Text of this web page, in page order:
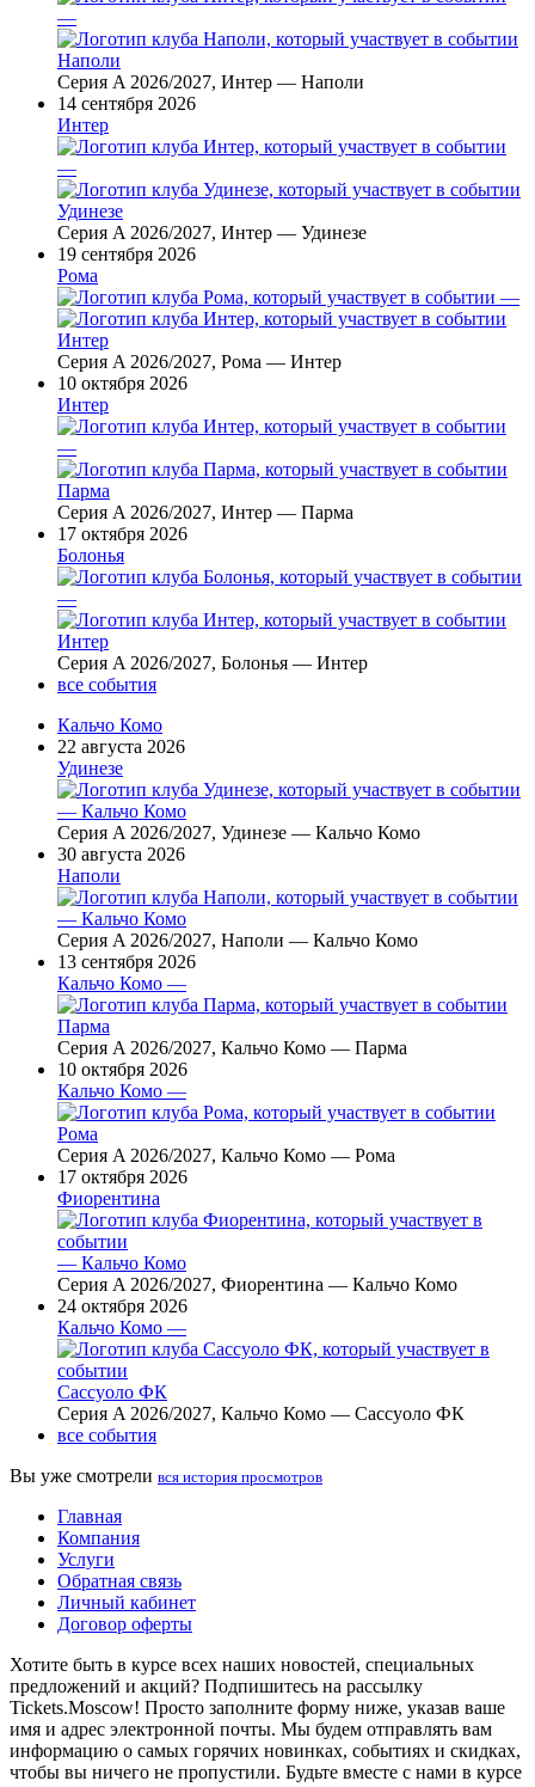
—
Наполи
Серия A 2026/2027, Интер — Наполи
14 сентября 2026
Интер
—
Удинезе
Серия A 2026/2027, Интер — Удинезе
19 сентября 2026
Рома
—
Интер
Серия A 2026/2027, Рома — Интер
10 октября 2026
Интер
—
Парма
Серия A 2026/2027, Интер — Парма
17 октября 2026
Болонья
—
Интер
Серия A 2026/2027, Болонья — Интер
все события
Кальчо Комо
22 августа 2026
Удинезе
— Кальчо Комо
Серия A 2026/2027, Удинезе — Кальчо Комо
30 августа 2026
Наполи
— Кальчо Комо
Серия A 2026/2027, Наполи — Кальчо Комо
13 сентября 2026
Кальчо Комо —
Парма
Серия A 2026/2027, Кальчо Комо — Парма
10 октября 2026
Кальчо Комо —
Рома
Серия A 2026/2027, Кальчо Комо — Рома
17 октября 2026
Фиорентина
— Кальчо Комо
Серия A 2026/2027, Фиорентина — Кальчо Комо
24 октября 2026
Кальчо Комо —
Сассуоло ФК
Серия A 2026/2027, Кальчо Комо — Сассуоло ФК
все события
Вы уже смотрели вся история просмотров
Главная
Компания
Услуги
Обратная связь
Личный кабинет
Договор оферты
Хотите быть в курсе всех наших новостей, специальных
предложений и акций? Подпишитесь на рассылку
Tickets.Moscow! Просто заполните форму ниже, указав ваше
имя и адрес электронной почты. Мы будем отправлять вам
информацию о самых горячих новинках, событиях и скидках,
чтобы вы ничего не пропустили. Будьте вместе с нами в курсе